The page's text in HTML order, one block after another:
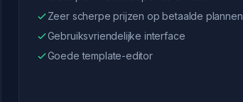
Zeer scherpe prijzen op betaalde plannen
Gebruiksvriendelijke interface
Goede template-editor